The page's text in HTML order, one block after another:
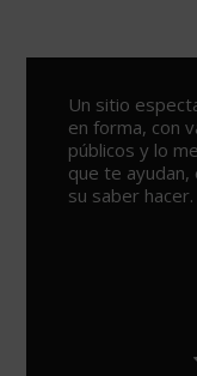
Un sitio
en forma, con
públicos y lo
que te ayudan,
su saber